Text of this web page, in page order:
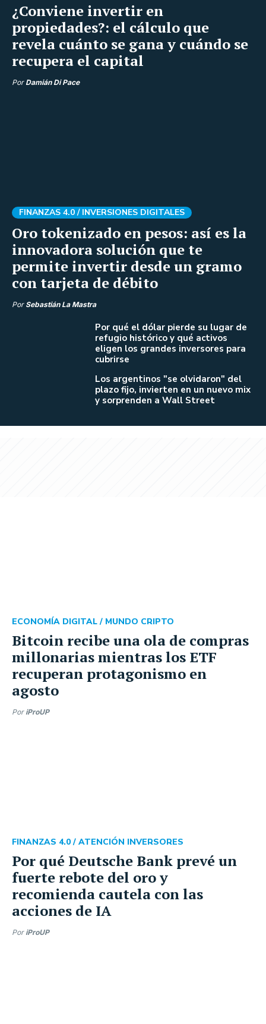
¿Conviene invertir en
propiedades?: el cálculo que
revela cuánto se gana y cuándo se
recupera el capital
Por Damián Di Pace
Oro tokenizado en pesos: así es la
innovadora solución que te
permite invertir desde un gramo
con tarjeta de débito
FINANZAS 4.0 / INVERSIONES DIGITALES
Por Sebastián La Mastra
Por qué el dólar pierde su lugar de
refugio histórico y qué activos
eligen los grandes inversores para
cubrirse
Los argentinos "se olvidaron" del
plazo fijo, invierten en un nuevo mix
y sorprenden a Wall Street
Bitcoin recibe una ola de compras
millonarias mientras los ETF
recuperan protagonismo en
agosto
ECONOMÍA DIGITAL / MUNDO CRIPTO
Por iProUP
Por qué Deutsche Bank prevé un
fuerte rebote del oro y
recomienda cautela con las
acciones de IA
FINANZAS 4.0 / ATENCIÓN INVERSORES
Por iProUP